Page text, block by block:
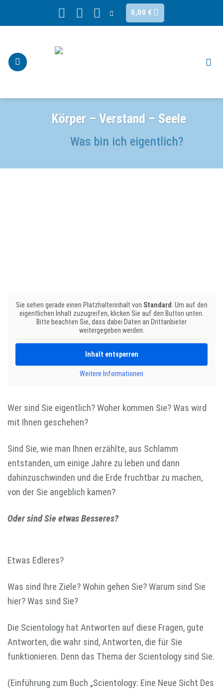
0,00 €
Körper – Verstand – Seele
Was bin ich eigentlich?
Sie sehen gerade einen Platzhalterinhalt von Standard . Um auf den
eigentlichen Inhalt zuzugreifen, klicken Sie auf den Button unten.
Bitte beachten Sie, dass dabei Daten an Drittanbieter
weitergegeben werden.
Inhalt entsperren
Weitere Informationen
Wer sind Sie eigentlich? Woher kommen Sie? Was wird
mit Ihnen geschehen?
Sind Sie, wie man Ihnen erzählte, aus Schlamm
entstanden, um einige Jahre zu leben und dann
dahinzuschwinden und die Erde fruchtbar zu machen,
von der Sie angeblich kamen?
Oder sind Sie etwas Besseres?
Etwas Edleres?
Was sind Ihre Ziele? Wohin gehen Sie? Warum sind Sie
hier? Was sind Sie?
Die Scientology hat Antworten auf diese Fragen, gute
Antworten, die wahr sind, Antworten, die für Sie
funktionieren. Denn das Thema der Scientology sind Sie.
(Einführung zum Buch „Scientology: Eine Neue Sicht Des